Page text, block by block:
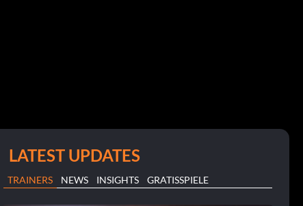
LATEST UPDATES
TRAINERS NEWS INSIGHTS GRATISSPIELE